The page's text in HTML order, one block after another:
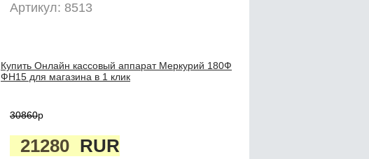
Артикул: 8513
Купить Онлайн кассовый аппарат Меркурий 180Ф
ФН15 для магазина в 1 клик
30860p
21280 RUR